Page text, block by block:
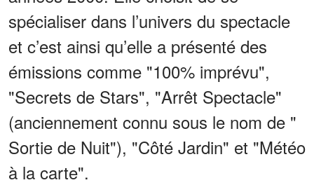
spécialiser dans l’univers du spectacle
et c’est ainsi qu’elle a présenté des
émissions comme "100% imprévu",
"Secrets de Stars", "Arrêt Spectacle"
(anciennement connu sous le nom de "
Sortie de Nuit"), "Côté Jardin" et "Météo
à la carte".